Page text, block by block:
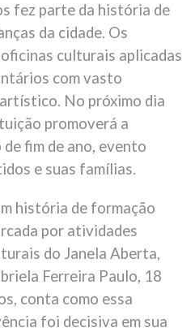
fez parte da história de
da cidade. Os
culturais aplicadas
com vasto
No próximo dia
promoverá a
fim de ano, evento
e suas famílias.
história de formação
por atividades
do Janela Aberta,
Ferreira Paulo, 18
conta como essa
foi decisiva em sua